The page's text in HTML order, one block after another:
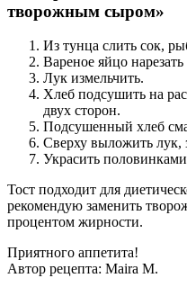
творожным сыром»
Из тунца слить сок,
Вареное яйцо
Лук измельчить.
Хлеб подсушить на
двух сторон.
Подсушенный хлеб
Сверху выложить лук,
Украсить
Тост подходит для
рекомендую заменить
процентом жирности.
Приятного аппетита!
Автор рецепта: Maira M.